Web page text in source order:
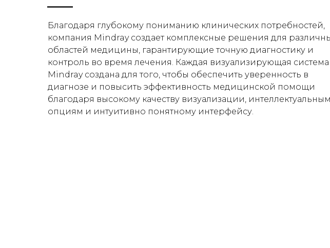
Благодаря глубокому пониманию клинических потребностей,
компания Mindray создает комплексные решения для
областей медицины, гарантирующие точную диагностику и
контроль во время лечения. Каждая визуализирующая система
Mindray создана для того, чтобы обеспечить уверенность в
диагнозе и повысить эффективность медицинской помощи
благодаря высокому качеству визуализации, интеллектуальным
опциям и интуитивно понятному интерфейсу.